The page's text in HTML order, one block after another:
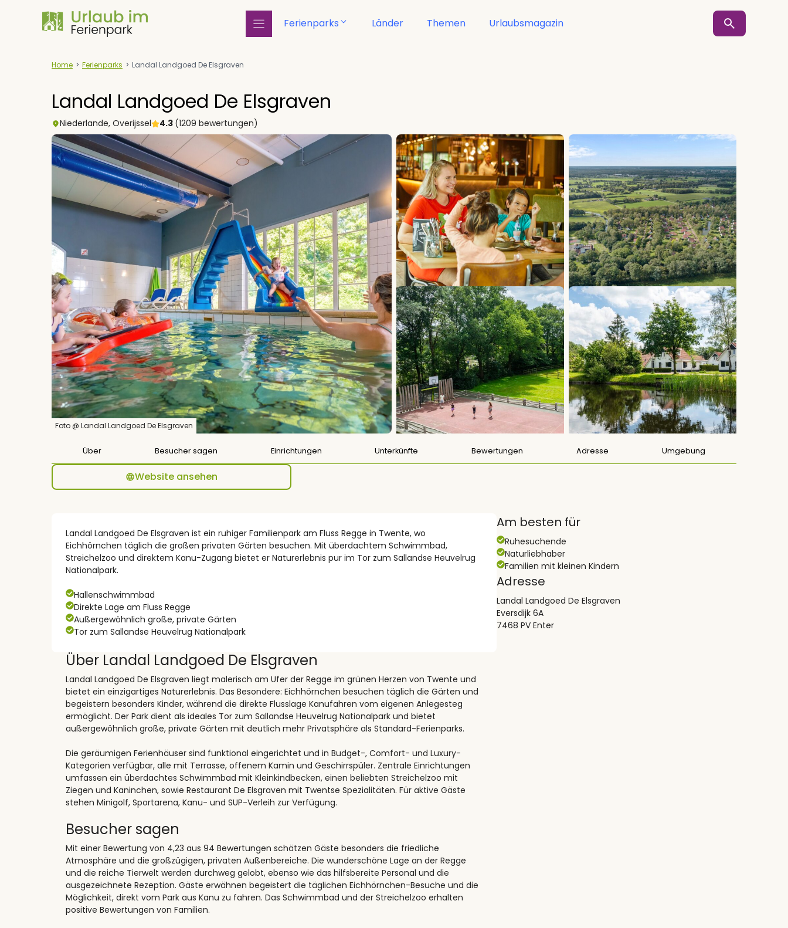
Ferienparks Länder Themen Urlaubsmagazin
Home > Ferienparks > Landal Landgoed De Elsgraven
Landal Landgoed De Elsgraven
Niederlande, Overijssel 4.3 (1209 bewertungen)
Foto @ Landal Landgoed De Elsgraven
Über Besucher sagen Einrichtungen Unterkünfte Bewertungen Adresse Umgebung
Website ansehen
Landal Landgoed De Elsgraven ist ein ruhiger Familienpark am Fluss Regge in Twente, wo
Eichhörnchen täglich die großen privaten Gärten besuchen. Mit überdachtem Schwimmbad,
Streichelzoo und direktem Kanu-Zugang bietet er Naturerlebnis pur im Tor zum Sallandse Heuvelrug
Nationalpark.
Hallenschwimmbad
Direkte Lage am Fluss Regge
Außergewöhnlich große, private Gärten
Tor zum Sallandse Heuvelrug Nationalpark
Über Landal Landgoed De Elsgraven
Landal Landgoed De Elsgraven liegt malerisch am Ufer der Regge im grünen Herzen von Twente und
bietet ein einzigartiges Naturerlebnis. Das Besondere: Eichhörnchen besuchen täglich die Gärten und
begeistern besonders Kinder, während die direkte Flusslage Kanufahren vom eigenen Anlegesteg
ermöglicht. Der Park dient als ideales Tor zum Sallandse Heuvelrug Nationalpark und bietet
außergewöhnlich große, private Gärten mit deutlich mehr Privatsphäre als Standard-Ferienparks.
Die geräumigen Ferienhäuser sind funktional eingerichtet und in Budget-, Comfort- und Luxury-
Kategorien verfügbar, alle mit Terrasse, offenem Kamin und Geschirrspüler. Zentrale Einrichtungen
umfassen ein überdachtes Schwimmbad mit Kleinkindbecken, einen beliebten Streichelzoo mit
Ziegen und Kaninchen, sowie Restaurant De Elsgraven mit Twentse Spezialitäten. Für aktive Gäste
stehen Minigolf, Sportarena, Kanu- und SUP-Verleih zur Verfügung.
Besucher sagen
Mit einer Bewertung von 4,23 aus 94 Bewertungen schätzen Gäste besonders die friedliche
Atmosphäre und die großzügigen, privaten Außenbereiche. Die wunderschöne Lage an der Regge
und die reiche Tierwelt werden durchweg gelobt, ebenso wie das hilfsbereite Personal und die
ausgezeichnete Rezeption. Gäste erwähnen begeistert die täglichen Eichhörnchen-Besuche und die
Möglichkeit, direkt vom Park aus Kanu zu fahren. Das Schwimmbad und der Streichelzoo erhalten
positive Bewertungen von Familien.
Am besten für
Ruhesuchende
Naturliebhaber
Familien mit kleinen Kindern
Adresse
Landal Landgoed De Elsgraven
Eversdijk 6A
7468 PV Enter